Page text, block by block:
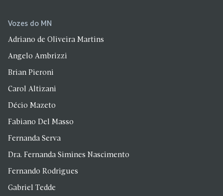
Vozes do MN
Adriano de Oliveira Martins
Angelo Ambrizzi
Brian Pieroni
Carol Altizani
Décio Mazeto
Fabiano Del Masso
Fernanda Serva
Dra. Fernanda Simines Nascimento
Fernando Rodrigues
Gabriel Tedde